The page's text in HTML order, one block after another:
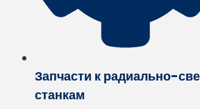
Запчасти к радиально-
станкам